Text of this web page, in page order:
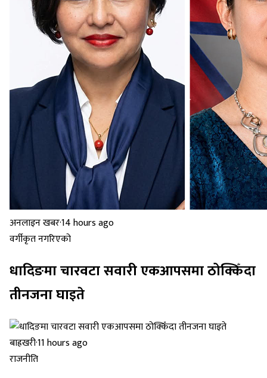
अनलाइन खबर·14 hours ago
वर्गीकृत नगरिएको
धादिङमा चारवटा सवारी एकआपसमा ठोक्किँदा
तीनजना घाइते
बाह्रखरी·11 hours ago
राजनीति